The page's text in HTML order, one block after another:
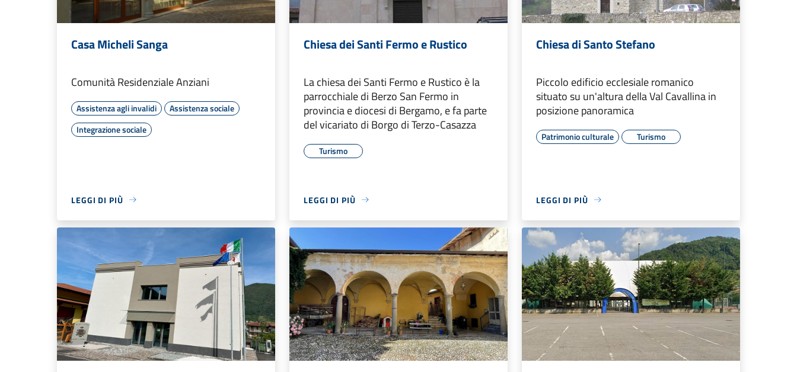
Casa Micheli Sanga
Comunità Residenziale Anziani
Assistenza agli invalidi
Assistenza sociale
Integrazione sociale
LEGGI DI PIÙ
Chiesa dei Santi Fermo e Rustico
La chiesa dei Santi Fermo e Rustico è la
parrocchiale di Berzo San Fermo in
provincia e diocesi di Bergamo, e fa parte
del vicariato di Borgo di Terzo-Casazza
Turismo
LEGGI DI PIÙ
Chiesa di Santo Stefano
Piccolo edificio ecclesiale romanico
situato su un'altura della Val Cavallina in
posizione panoramica
Patrimonio culturale Turismo
LEGGI DI PIÙ